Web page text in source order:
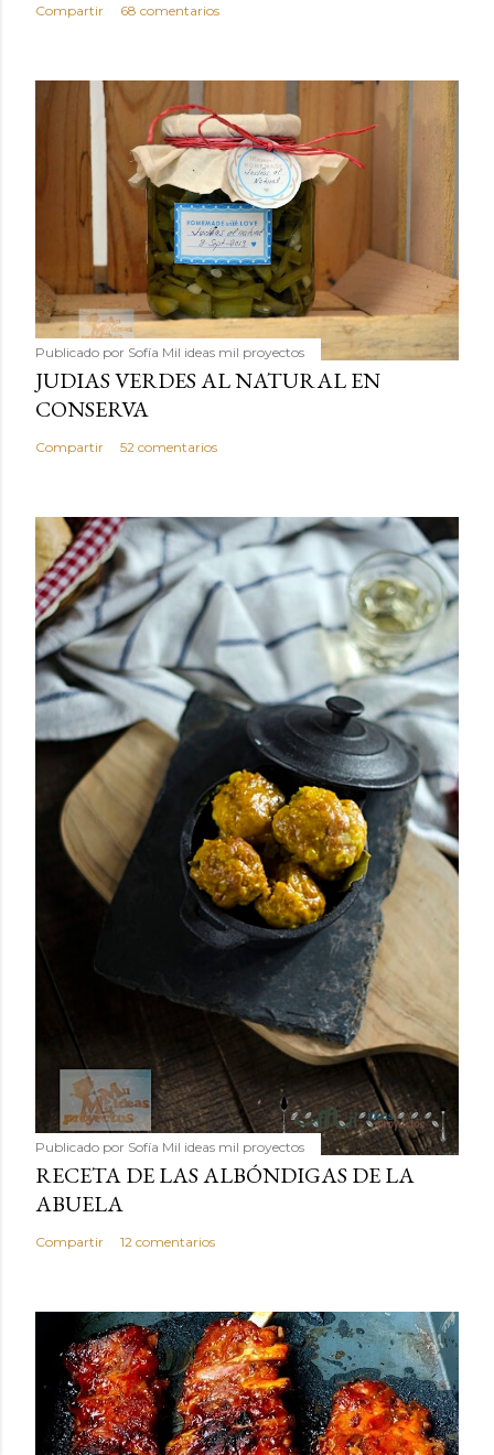
Compartir 68 comentarios
Publicado por Sofía Mil ideas mil proyectos
JUDIAS VERDES AL NATURAL EN
CONSERVA
Compartir 52 comentarios
Publicado por Sofía Mil ideas mil proyectos
RECETA DE LAS ALBÓNDIGAS DE LA
ABUELA
Compartir 12 comentarios